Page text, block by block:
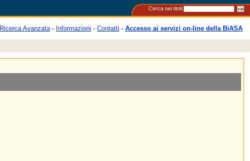
Cerca nei titoli
Ricerca Avanzata- Informazioni - Contatti - Accesso ai servizi on-line della BiASA